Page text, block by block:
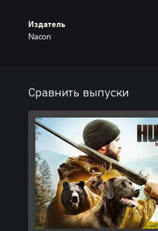
Издатель
Nacon
Сравнить выпуски